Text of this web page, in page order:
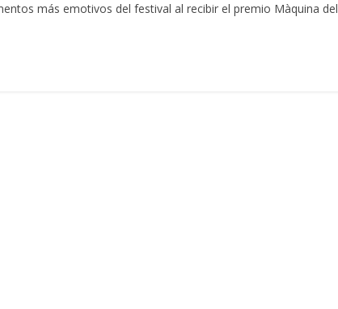
más emotivos del festival al recibir el premio Màquina del